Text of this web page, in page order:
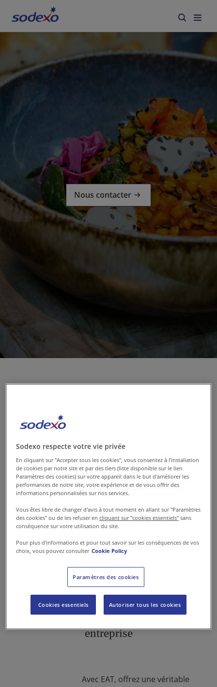
Services et marques
Secteurs
Responsabilité d'Entreprise
Jobs
Contactez-nous
NL-BE
Nous contacter
palais !
Avec EAT, offrez à vos collaborateurs une
cuisine équilibrée, savoureuse et variée
dans une ambiance chaleureuse. Pour que
chaque repas soit synonyme de plaisir et
de bien-être !
Nous contacter
Une délicieuse évasion culinaire en
entreprise
Avec EAT, offrez une véritable
Sodexo respecte votre vie privée
En cliquant sur "Accepter tous les cookies", vous consentez à l'installation
de cookies par notre site et par des tiers (liste disponible sur le lien
Paramètres des cookies) sur votre appareil dans le but d'améliorer les
performances de notre site, votre expérience et de vous offrir des
informations personnalisées sur nos services.
Vous êtes libre de changer d'avis à tout moment en allant sur "Paramètres
des cookies" ou de les refuser encliquant sur "cookies essentiels" sans
conséquence sur votre utilisation du site.
Pour plus d'informations et pour tout savoir sur les conséquences de vos
choix, vous pouvez consulter Cookie Policy
Paramètres des cookies
Cookies essentiels Autoriser tous les cookies